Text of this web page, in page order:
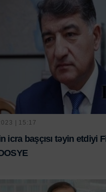
| 15:17
icra başçısı təyin etdiyi